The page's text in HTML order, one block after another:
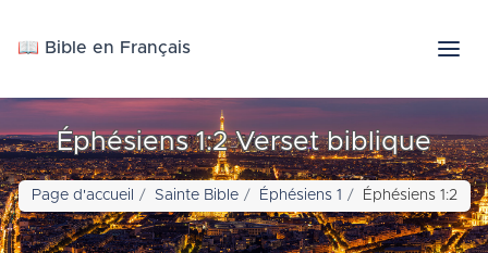
📖 Bible en Français
Éphésiens 1:2 Verset biblique
Page d'accueil Sainte Bible Éphésiens 1 Éphésiens 1:2